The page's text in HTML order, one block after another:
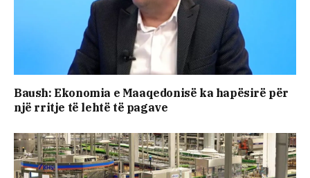
Baush: Ekonomia e Maaqedonisë ka hapësirë ​​për
një rritje të lehtë të pagave